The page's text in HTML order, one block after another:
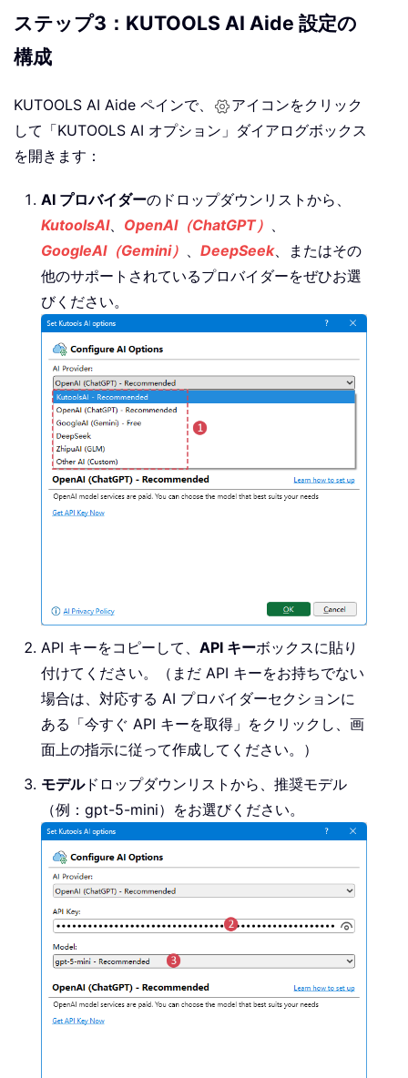
ステップ3：KUTOOLS AI Aide 設定の
構成
KUTOOLS AI Aide ペインで、
アイコンをクリック
して「KUTOOLS AI オプション」ダイアログボックス
を開きます：
AI プロバイダーのドロップダウンリストから、
KutoolsAI、 OpenAI（ChatGPT） 、
GoogleAI（Gemini） 、 DeepSeek、またはその
他のサポートされているプロバイダーをぜひお選
びください。
API キーをコピーして、 API キーボックスに貼り
付けてください。（まだ API キーをお持ちでない
場合は、対応する AI プロバイダーセクションに
ある「今すぐ API キーを取得」をクリックし、画
面上の指示に従って作成してください。）
モデルドロップダウンリストから、推奨モデル
（例：gpt-5-mini）をお選びください。